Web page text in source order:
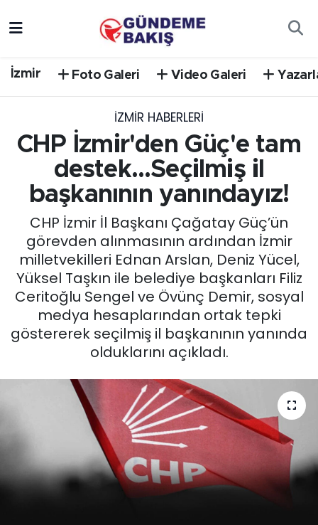
İzmir Foto Galeri Video Galeri
İZMIR HABERLERI
CHP İzmir'den Güç'e tam
destek...Seçilmiş il
başkanının yanındayız!
CHP İzmir İl Başkanı Çağatay Güç’ün
görevden alınmasının ardından İzmir
milletvekilleri Ednan Arslan, Deniz Yücel,
Yüksel Taşkın ile belediye başkanları Filiz
Ceritoğlu Sengel ve Övünç Demir, sosyal
medya hesaplarından ortak tepki
göstererek seçilmiş il başkanının yanında
olduklarını açıkladı.
DÜNYA
EGE
EĞİTİM
EKONOMİ
English News
GÜNCEL
KÜLTÜR SANAT
MAGAZİN
POLİTİKA
Siyaset
Trafik Durumu
Süper Lig Puan Durumu ve Fikstür
Tüm Manşetler
Son Dakika Haberleri
Haber Arşivi